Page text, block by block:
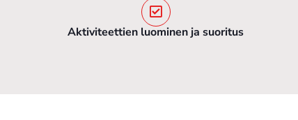
Aktiviteettien luominen ja suoritus